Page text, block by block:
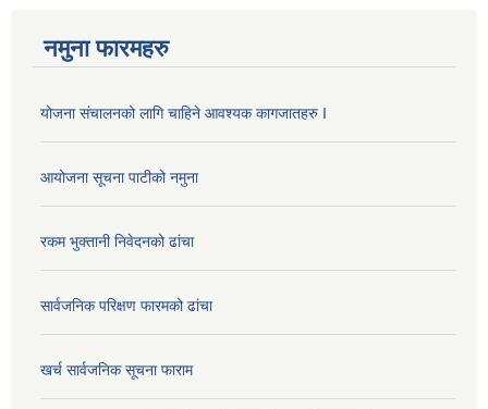
नमुना फारमहरु
योजना संचालनको लागि चाहिने आवश्यक कागजातहरु I
आयोजना सूचना पाटीको नमुना
रकम भुक्तानी निवेदनको ढांचा
सार्वजनिक परिक्षण फारमको ढांचा
खर्च सार्वजनिक सूचना फाराम